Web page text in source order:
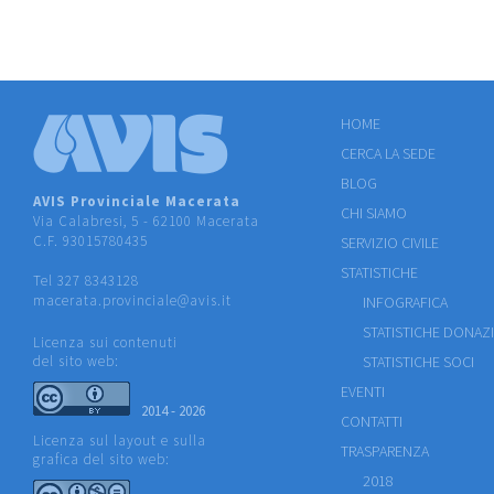
AVIS Provinciale Macerata
Via Calabresi, 5 - 62100 Macerata
C.F. 93015780435
Tel 327 8343128
macerata.provinciale@avis.it
Licenza sui contenuti
del sito web:
2014 - 2026
Licenza sul layout e sulla
grafica del sito web:
HOME
CERCA LA SEDE
BLOG
CHI SIAMO
SERVIZIO CIVILE
STATISTICHE
INFOGRAFICA
STATISTICHE
STATISTICHE SOCI
EVENTI
CONTATTI
TRASPARENZA
2018